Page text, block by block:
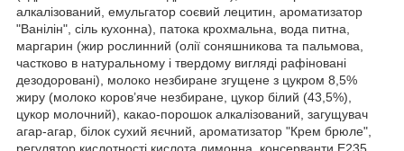
алкалізований, емульгатор соєвий лецитин, ароматизатор
"Ванілін", сіль кухонна), патока крохмальна, вода питна,
маргарин (жир рослинний (олії соняшникова та пальмова,
частково в натуральному і твердому вигляді рафіновані
дезодоровані), молоко незбиране згущене з цукром 8,5%
жиру (молоко коров’яче незбиране, цукор білий (43,5%),
цукор молочний), какао-порошок алкалізований, загущувач
агар-агар, білок сухий яєчний, ароматизатор "Крем брюле",